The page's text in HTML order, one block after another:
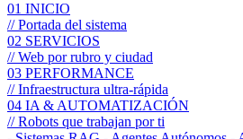
01 INICIO
// Portada del sistema
02 SERVICIOS
// Web por rubro y ciudad
03 PERFORMANCE
// Infraestructura ultra-rápida
04 IA & AUTOMATIZACIÓN
// Robots que trabajan por ti